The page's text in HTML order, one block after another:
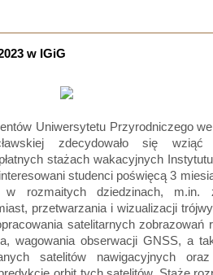
w IGiG
Uniwersytetu Przyrodniczego we
zdecydowało się
stażach wakacyjnych
studenci poświęcą 3
w rozmaitych dziedzinach, m.in.
przetwarzania i wizualizacji
satelitarnych zobrazowań
wagowania obserwacji GNSS, a
satelitów nawigacyjnych